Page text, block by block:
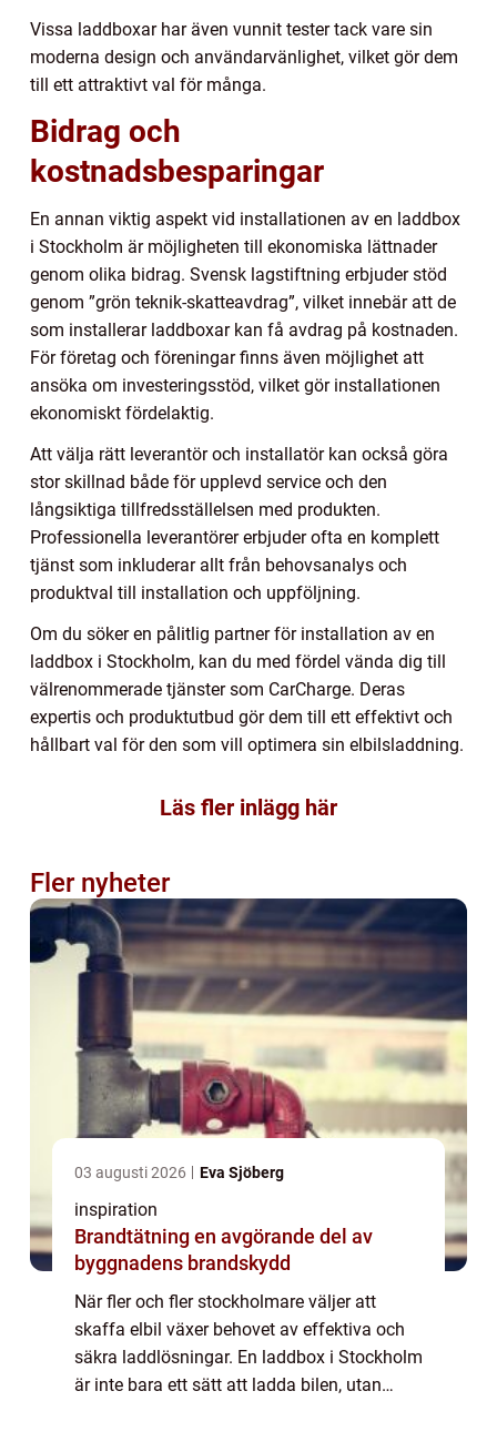
Vissa laddboxar har även vunnit tester tack vare sin
moderna design och användarvänlighet, vilket gör dem
till ett attraktivt val för många.
Bidrag och
kostnadsbesparingar
En annan viktig aspekt vid installationen av en laddbox
i Stockholm är möjligheten till ekonomiska lättnader
genom olika bidrag. Svensk lagstiftning erbjuder stöd
genom ”grön teknik-skatteavdrag”, vilket innebär att de
som installerar laddboxar kan få avdrag på kostnaden.
För företag och föreningar finns även möjlighet att
ansöka om investeringsstöd, vilket gör installationen
ekonomiskt fördelaktig.
Att välja rätt leverantör och installatör kan också göra
stor skillnad både för upplevd service och den
långsiktiga tillfredsställelsen med produkten.
Professionella leverantörer erbjuder ofta en komplett
tjänst som inkluderar allt från behovsanalys och
produktval till installation och uppföljning.
Om du söker en pålitlig partner för installation av en
laddbox i Stockholm, kan du med fördel vända dig till
välrenommerade tjänster som CarCharge. Deras
expertis och produktutbud gör dem till ett effektivt och
hållbart val för den som vill optimera sin elbilsladdning.
Läs fler inlägg här
Fler nyheter
03 augusti 2026 Eva Sjöberg
inspiration
Brandtätning en avgörande del av
byggnadens brandskydd
När fler och fler stockholmare väljer att
skaffa elbil växer behovet av effektiva och
säkra laddlösningar. En laddbox i Stockholm
är inte bara ett sätt att ladda bilen, utan